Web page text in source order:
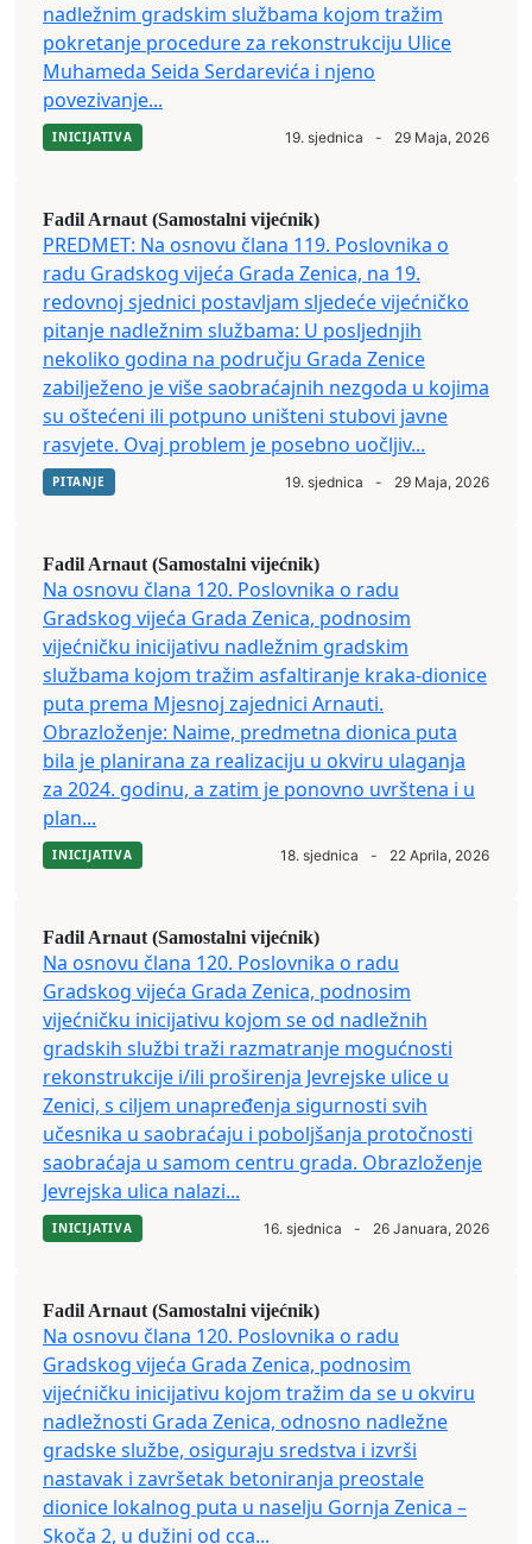
nadležnim gradskim službama kojom tražim
pokretanje procedure za rekonstrukciju Ulice
Muhameda Seida Serdarevića i njeno
povezivanje...
INICIJATIVA 19. sjednica - 29 Maja, 2026
Fadil Arnaut (Samostalni vijećnik)
PREDMET: Na osnovu člana 119. Poslovnika o
radu Gradskog vijeća Grada Zenica, na 19.
redovnoj sjednici postavljam sljedeće vijećničko
pitanje nadležnim službama: U posljednjih
nekoliko godina na području Grada Zenice
zabilježeno je više saobraćajnih nezgoda u kojima
su oštećeni ili potpuno uništeni stubovi javne
rasvjete. Ovaj problem je posebno uočljiv...
PITANJE 19. sjednica - 29 Maja, 2026
Fadil Arnaut (Samostalni vijećnik)
Na osnovu člana 120. Poslovnika o radu
Gradskog vijeća Grada Zenica, podnosim
vijećničku inicijativu nadležnim gradskim
službama kojom tražim asfaltiranje kraka-dionice
puta prema Mjesnoj zajednici Arnauti.
Obrazloženje: Naime, predmetna dionica puta
bila je planirana za realizaciju u okviru ulaganja
za 2024. godinu, a zatim je ponovno uvrštena i u
plan...
INICIJATIVA 18. sjednica - 22 Aprila, 2026
Fadil Arnaut (Samostalni vijećnik)
Na osnovu člana 120. Poslovnika o radu
Gradskog vijeća Grada Zenica, podnosim
vijećničku inicijativu kojom se od nadležnih
gradskih službi traži razmatranje mogućnosti
rekonstrukcije i/ili proširenja Jevrejske ulice u
Zenici, s ciljem unapređenja sigurnosti svih
učesnika u saobraćaju i poboljšanja protočnosti
saobraćaja u samom centru grada. Obrazloženje
Jevrejska ulica nalazi...
INICIJATIVA 16. sjednica - 26 Januara, 2026
Fadil Arnaut (Samostalni vijećnik)
Na osnovu člana 120. Poslovnika o radu
Gradskog vijeća Grada Zenica, podnosim
vijećničku inicijativu kojom tražim da se u okviru
nadležnosti Grada Zenica, odnosno nadležne
gradske službe, osiguraju sredstva i izvrši
nastavak i završetak betoniranja preostale
dionice lokalnog puta u naselju Gornja Zenica –
Skoča 2, u dužini od cca...